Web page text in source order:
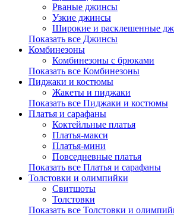
Рваные джинсы
Узкие джинсы
Широкие и расклешенные
Показать все Джинсы
Комбинезоны
Комбинезоны с брюками
Показать все Комбинезоны
Пиджаки и костюмы
Жакеты и пиджаки
Показать все Пиджаки и костюмы
Платья и сарафаны
Коктейльные платья
Платья-макси
Платья-мини
Повседневные платья
Показать все Платья и сарафаны
Толстовки и олимпийки
Свитшоты
Толстовки
Показать все Толстовки и